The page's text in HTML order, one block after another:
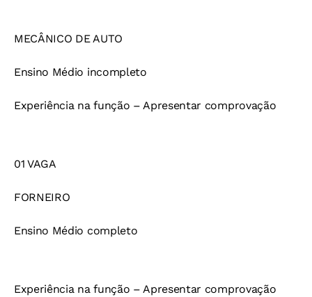
MECÂNICO DE AUTO
Ensino Médio incompleto
Experiência na função – Apresentar comprovação
01 VAGA
FORNEIRO
Ensino Médio completo
Experiência na função – Apresentar comprovação